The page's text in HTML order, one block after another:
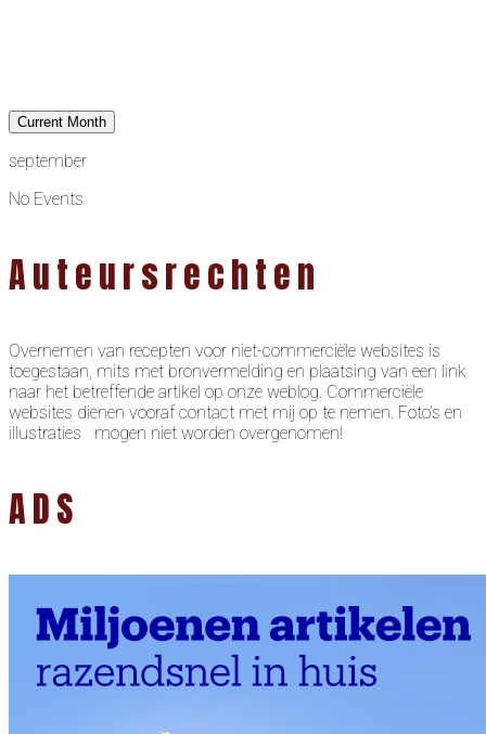
Current Month
september
No Events
Auteursrechten
Overnemen van recepten voor niet-commerciële websites is
toegestaan, mits met bronvermelding en plaatsing van een link
naar het betreffende artikel op onze weblog. Commerciële
websites dienen vooraf contact met mij op te nemen. Foto’s en
illustraties mogen niet worden overgenomen!
ADS